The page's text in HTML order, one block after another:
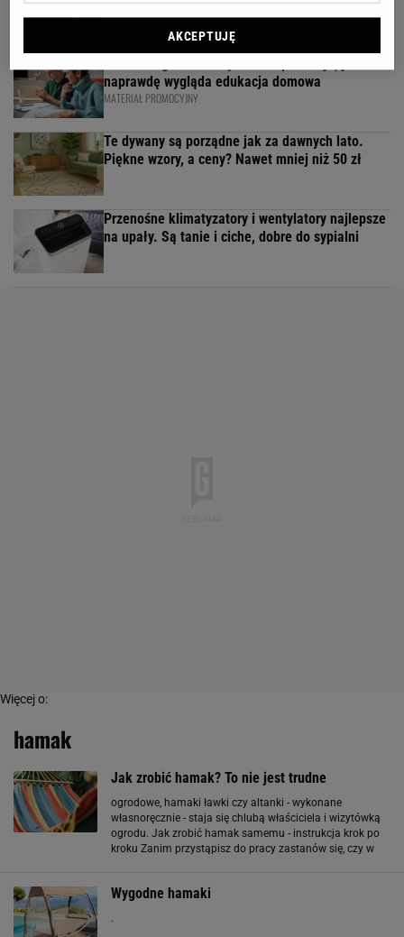
nowo pokochali vinyle
naprawdę wygląda edukacja domowa
MATERIAŁ PROMOCYJNY
Te dywany są porządne jak za dawnych lato.
Piękne wzory, a ceny? Nawet mniej niż 50 zł
Przenośne klimatyzatory i wentylatory najlepsze
na upały. Są tanie i ciche, dobre do sypialni
Więcej o:
hamak
Jak zrobić hamak? To nie jest trudne
ogrodowe, hamaki ławki czy altanki - wykonane
własnoręcznie - staja się chlubą właściciela i wizytówką
ogrodu. Jak zrobić hamak samemu - instrukcja krok po
kroku Zanim przystąpisz do pracy zastanów się, czy w
Wygodne hamaki
.
AKCEPTUJĘ